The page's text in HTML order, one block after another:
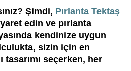
Şimdi, Pırlanta Tektaş
edin ve pırlanta
kendinize uygun
sizin için en
tasarımı seçerken, her